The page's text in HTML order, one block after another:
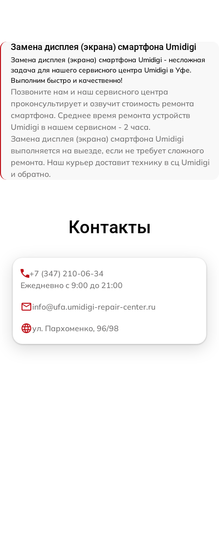
Замена дисплея (экрана) смартфона Umidigi
Замена дисплея (экрана) смартфона Umidigi - несложная
задача для нашего сервисного центра Umidigi в Уфе.
Выполним быстро и качественно!
Позвоните нам и наш сервисного центра
проконсультирует и озвучит стоимость ремонта
смартфона. Среднее время ремонта устройств
Umidigi в нашем сервисном - 2 часа.
Замена дисплея (экрана) смартфона Umidigi
выполняется на выезде, если не требует сложного
ремонта. Наш курьер доставит технику в сц Umidigi
и обратно.
Контакты
+7 (347) 210-06-34
Ежедневно с 9:00 до 21:00
info@ufa.umidigi-repair-center.ru
ул. Пархоменко, 96/98